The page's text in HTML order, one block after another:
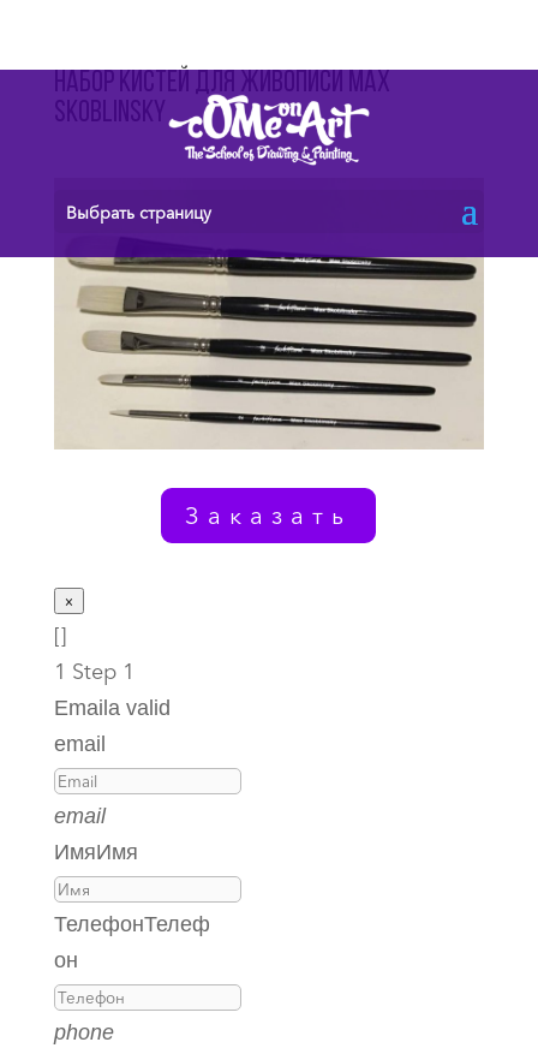
Выбрать страницу
Набор кистей для живописи Max
Skoblinsky
Заказать
×
[]
1 Step 1
Emaila valid
email
email
ИмяИмя
ТелефонТелеф
он
phone